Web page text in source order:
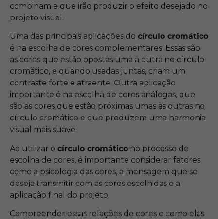
combinam e que irão produzir o efeito desejado no
projeto visual.
Uma das principais aplicações do círculo cromático
é na escolha de cores complementares. Essas são
as cores que estão opostas uma a outra no círculo
cromático, e quando usadas juntas, criam um
contraste forte e atraente. Outra aplicação
importante é na escolha de cores análogas, que
são as cores que estão próximas umas às outras no
círculo cromático e que produzem uma harmonia
visual mais suave.
Ao utilizar o círculo cromático no processo de
escolha de cores, é importante considerar fatores
como a psicologia das cores, a mensagem que se
deseja transmitir com as cores escolhidas e a
aplicação final do projeto.
Compreender essas relações de cores e como elas